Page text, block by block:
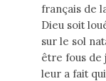
français de
Dieu soit
sur le sol
être fous de
leur a fait